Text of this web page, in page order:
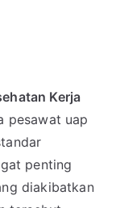
Kerja
pesawat uap
penting
diakibatkan